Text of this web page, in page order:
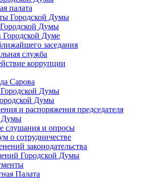
палата
Городской Думы
Думы
Думе
заседания
служба
коррупции
Сарова
Городской Думы
Думы
и распоряжения председателя
Думы
слушания и опросы
о сотрудничестве
законодательства
Городской Думы
Палата